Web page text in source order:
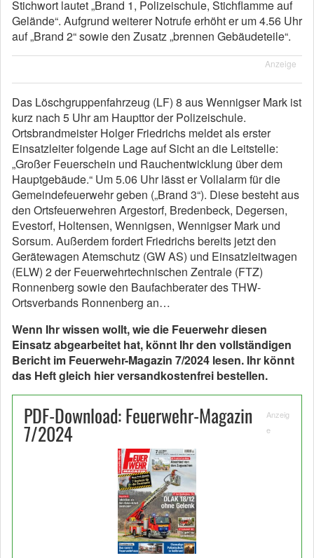
Stichwort lautet „Brand 1, Polizeischule, Stichflamme auf
Gelände“. Aufgrund weiterer Notrufe erhöht er um 4.56 Uhr
auf „Brand 2“ sowie den Zusatz „brennen Gebäudeteile“.
Anzeige
Das Löschgruppenfahrzeug (LF) 8 aus Wennigser Mark ist
kurz nach 5 Uhr am Haupttor der Polizeischule.
Ortsbrandmeister Holger Friedrichs meldet als erster
Einsatzleiter folgende Lage auf Sicht an die Leitstelle:
„Großer Feuerschein und Rauchentwicklung über dem
Hauptgebäude.“ Um 5.06 Uhr lässt er Vollalarm für die
Gemeindefeuerwehr geben („Brand 3“). Diese besteht aus
den Ortsfeuerwehren Argestorf, Bredenbeck, Degersen,
Evestorf, Holtensen, Wennigsen, Wennigser Mark und
Sorsum. Außerdem fordert Friedrichs bereits jetzt den
Gerätewagen Atemschutz (GW AS) und Einsatzleitwagen
(ELW) 2 der Feuerwehrtechnischen Zentrale (FTZ)
Ronnenberg sowie den Baufachberater des THW-
Ortsverbands Ronnenberg an…
Wenn Ihr wissen wollt, wie die Feuerwehr diesen
Einsatz abgearbeitet hat, könnt Ihr den vollständigen
Bericht im Feuerwehr-Magazin 7/2024 lesen. Ihr könnt
das Heft gleich hier versandkostenfrei bestellen.
PDF-Download: Feuerwehr-Magazin
7/2024
Anzeig
e